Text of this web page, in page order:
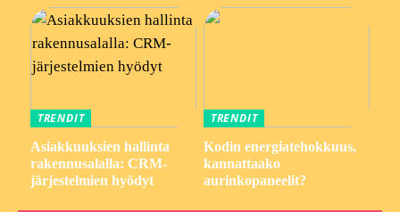
TRENDIT
Asiakkuuksien hallinta
rakennusalalla: CRM-
järjestelmien hyödyt
TRENDIT
Kodin energiatehokkuus,
kannattaako
aurinkopaneelit?